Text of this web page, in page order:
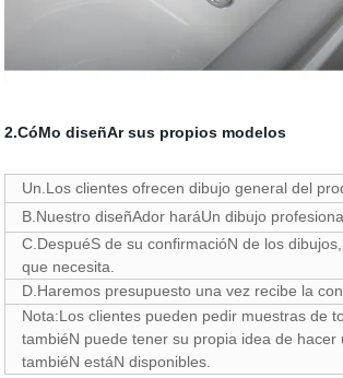
2.CóMo diseñAr sus propios modelos
Un.Los clientes ofrecen dibujo general del
B.Nuestro diseñAdor haráUn dibujo
C.DespuéS de su confirmacióN de los
que necesita.
D.Haremos presupuesto una vez recibe la
Nota:Los clientes pueden pedir muestras de
tambiéN puede tener su propia idea de
tambiéN estáN disponibles.